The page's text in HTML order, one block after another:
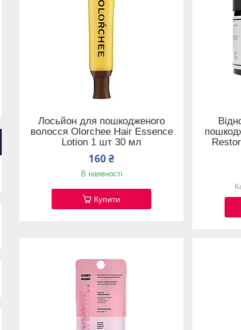
Лосьйон для пошкодженого
волосся Olorchee Hair Essence
Lotion 1 шт 30 мл
160 ₴
В наявності
Купити